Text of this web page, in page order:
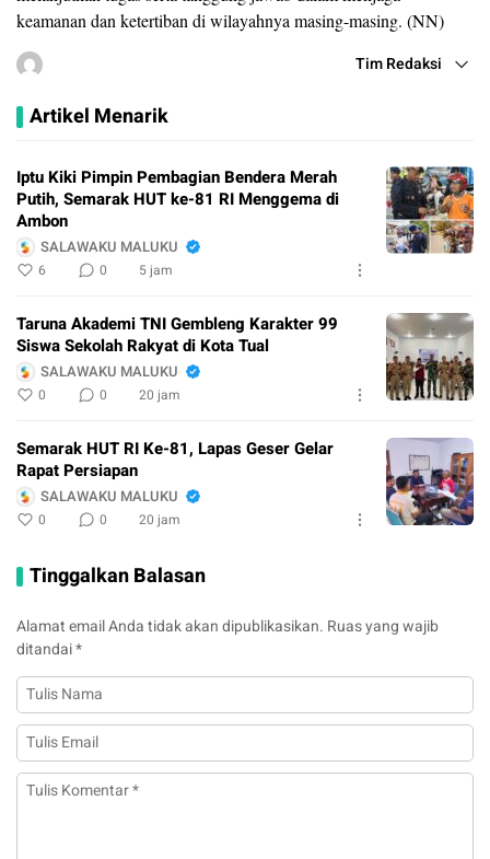
keamanan dan ketertiban di wilayahnya masing-masing. (NN)
Tim Redaksi
Artikel Menarik
Iptu Kiki Pimpin Pembagian Bendera Merah
Putih, Semarak HUT ke-81 RI Menggema di
Ambon
SALAWAKU MALUKU
6 0 5 jam
Taruna Akademi TNI Gembleng Karakter 99
Siswa Sekolah Rakyat di Kota Tual
SALAWAKU MALUKU
0 0 20 jam
Semarak HUT RI Ke-81, Lapas Geser Gelar
Rapat Persiapan
SALAWAKU MALUKU
0 0 20 jam
Tinggalkan Balasan
Alamat email Anda tidak akan dipublikasikan. Ruas yang wajib
ditandai*